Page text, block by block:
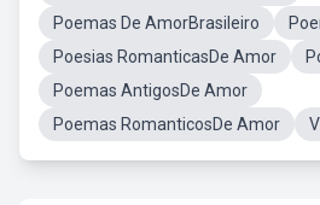
Poemas De AmorBrasileiro
Poesias RomanticasDe Amor
Poemas AntigosDe Amor
Poemas RomanticosDe Amor